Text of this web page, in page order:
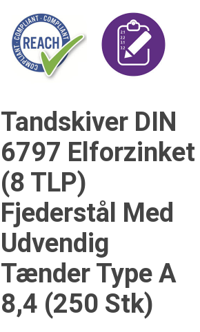
Tandskiver DIN
6797 Elforzinket
(8 TLP)
Fjederstål Med
Udvendig
Tænder Type A
8,4 (250 Stk)